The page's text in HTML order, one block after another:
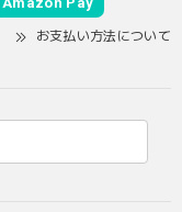
お支払い方法について